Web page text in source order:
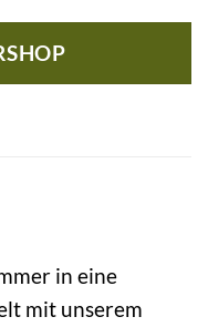
in eine
mit unserem